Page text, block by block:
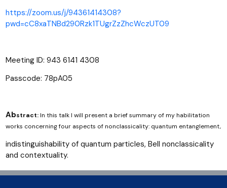
https://zoom.us/j/94361414308?
pwd=cC8xaTNBd290Rzk1TUgrZzZhcWczUT09
Meeting ID: 943 6141 4308
Passcode: 78pA05
Abstract:In this talk I will present a brief summary of my habilitation
works concerning four aspects of nonclassicality: quantum entanglement,
indistinguishability of quantum particles, Bell nonclassicality
and contextuality.